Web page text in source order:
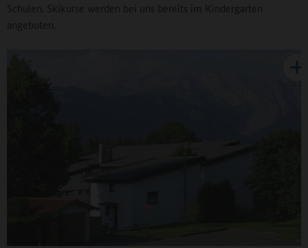
Schulen. Skikurse werden bei uns bereits im Kindergarten
angeboten.